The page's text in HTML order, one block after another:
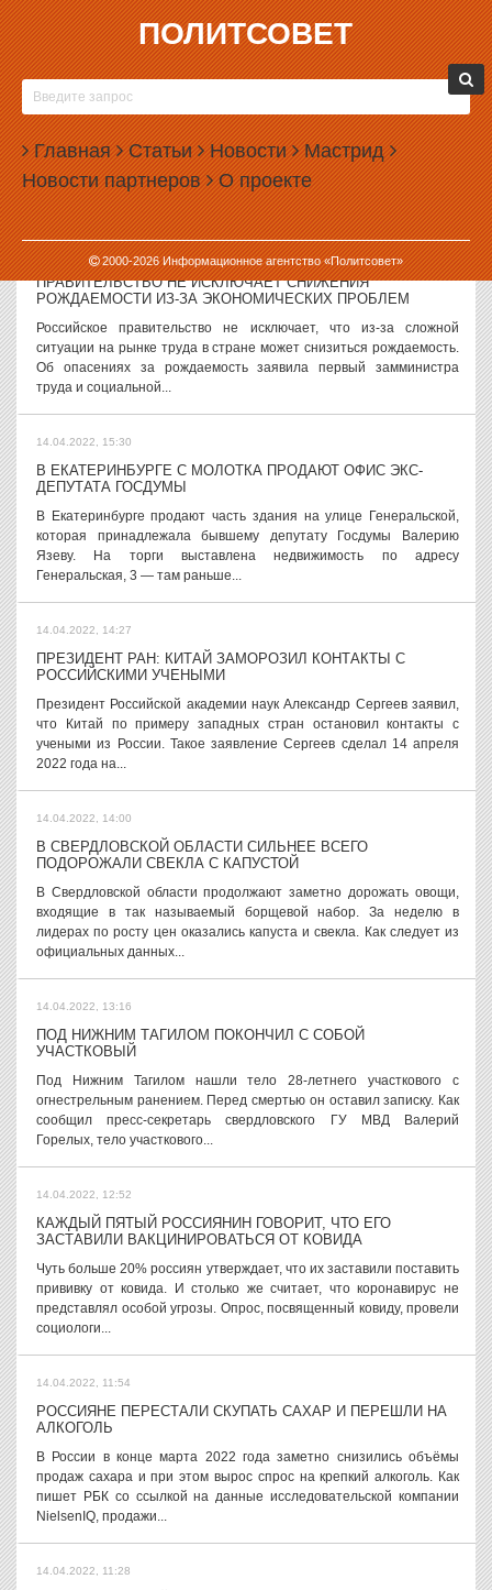
ПОЛИТСОВЕТ
Главная Статьи Новости Мастрид
Новости партнеров О проекте
2000-2026Информационное агентство «Политсовет»
14.04.2022, 16:24
В СВЕРДЛОВСКОЙ ОБЛАСТИ ОБЪЯВИЛИ
ПРЕДУПРЕЖДЕНИЕ О СИЛЬНЫХ ДОЖДЯХ
В Свердловской области на ближайшую пятницу объявлено
штормовое предупреждение о сильных дождях. Как сообщили в
региональном управлении МЧС, ухудшение погоды ожидается 15
апреля 2022 года. «По...
14.04.2022, 15:47
ПРАВИТЕЛЬСТВО НЕ ИСКЛЮЧАЕТ СНИЖЕНИЯ
РОЖДАЕМОСТИ ИЗ-ЗА ЭКОНОМИЧЕСКИХ ПРОБЛЕМ
Российское правительство не исключает, что из-за сложной
ситуации на рынке труда в стране может снизиться рождаемость.
Об опасениях за рождаемость заявила первый замминистра
труда и социальной...
14.04.2022, 15:30
В ЕКАТЕРИНБУРГЕ С МОЛОТКА ПРОДАЮТ ОФИС ЭКС-
ДЕПУТАТА ГОСДУМЫ
В Екатеринбурге продают часть здания на улице Генеральской,
которая принадлежала бывшему депутату Госдумы Валерию
Язеву. На торги выставлена недвижимость по адресу
Генеральская, 3 — там раньше...
14.04.2022, 14:27
ПРЕЗИДЕНТ РАН: КИТАЙ ЗАМОРОЗИЛ КОНТАКТЫ С
РОССИЙСКИМИ УЧЕНЫМИ
Президент Российской академии наук Александр Сергеев заявил,
что Китай по примеру западных стран остановил контакты с
учеными из России. Такое заявление Сергеев сделал 14 апреля
2022 года на...
14.04.2022, 14:00
В СВЕРДЛОВСКОЙ ОБЛАСТИ СИЛЬНЕЕ ВСЕГО
ПОДОРОЖАЛИ СВЕКЛА С КАПУСТОЙ
В Свердловской области продолжают заметно дорожать овощи,
входящие в так называемый борщевой набор. За неделю в
лидерах по росту цен оказались капуста и свекла. Как следует из
официальных данных...
14.04.2022, 13:16
ПОД НИЖНИМ ТАГИЛОМ ПОКОНЧИЛ С СОБОЙ
УЧАСТКОВЫЙ
Под Нижним Тагилом нашли тело 28-летнего участкового с
огнестрельным ранением. Перед смертью он оставил записку. Как
сообщил пресс-секретарь свердловского ГУ МВД Валерий
Горелых, тело участкового...
14.04.2022, 12:52
КАЖДЫЙ ПЯТЫЙ РОССИЯНИН ГОВОРИТ, ЧТО ЕГО
ЗАСТАВИЛИ ВАКЦИНИРОВАТЬСЯ ОТ КОВИДА
Чуть больше 20% россиян утверждает, что их заставили поставить
прививку от ковида. И столько же считает, что коронавирус не
представлял особой угрозы. Опрос, посвященный ковиду, провели
социологи...
14.04.2022, 11:54
РОССИЯНЕ ПЕРЕСТАЛИ СКУПАТЬ САХАР И ПЕРЕШЛИ НА
АЛКОГОЛЬ
В России в конце марта 2022 года заметно снизились объёмы
продаж сахара и при этом вырос спрос на крепкий алкоголь. Как
пишет РБК со ссылкой на данные исследовательской компании
NielsenIQ, продажи...
14.04.2022, 11:28